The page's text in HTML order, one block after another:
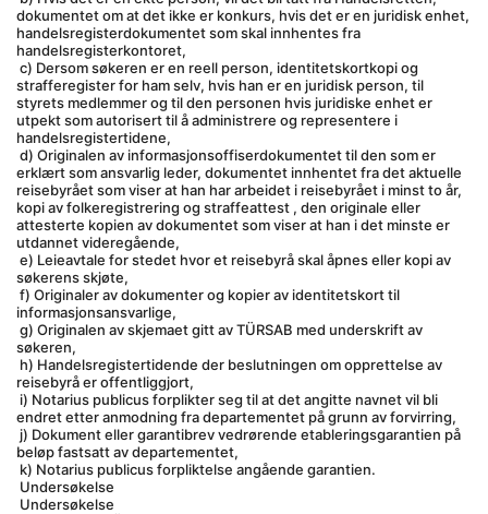
dokumentet om at det ikke er konkurs, hvis det er en juridisk enhet,
handelsregisterdokumentet som skal innhentes fra
handelsregisterkontoret,
strafferegister for ham selv, hvis han er en juridisk person, til
styrets medlemmer og til den personen hvis juridiske enhet er
utpekt som autorisert til å administrere og representere i
handelsregistertidene,
erklært som ansvarlig leder, dokumentet innhentet fra det aktuelle
reisebyrået som viser at han har arbeidet i reisebyrået i minst to år,
kopi av folkeregistrering og straffeattest , den originale eller
attesterte kopien av dokumentet som viser at han i det minste er
utdannet videregående,
søkerens skjøte,
informasjonsansvarlige,
søkeren,
reisebyrå er offentliggjort,
endret etter anmodning fra departementet på grunn av forvirring,
beløp fastsatt av departementet,
k) Notarius publicus forpliktelse angående garantien.
Undersøkelse
Undersøkelse